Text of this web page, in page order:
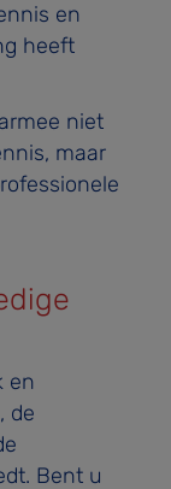
en
heeft
niet
maar
en
de
Bent u